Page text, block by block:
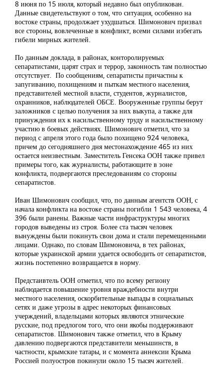
8 июня по 15 июля, который недавно был опубликован.
Данные свидетельствуют о том, что ситуация, особенно на
востоке страны, продолжает ухудшаться. Шимонович призвал
все стороны, вовлеченные в конфликт, всеми силами избегать
гибели мирных жителей.
По данным доклада, в районах, конторолируемых
сепаратистами, царят страх и террор, законность там полностью
отсутствует. По сообщениям, сепаратисты причастны к
запугиванию, похищениям и пыткам местного населения,
представителей местной власти, студентов, журналистов,
охранников, наблюдателей ОБСЕ. Вооруженные группы берут
заложников с целью получения за них выкупа, а также для
принуждения их к насильственному труду и насильственному
участию в боевых действиях. Шимонович отметил, что за
период с апреля этого года было похищено 924 человека,
причем до сегодняшнего дня местонахождение 465 из них
остается неизвестным. Заместитель Генсека ООН также привел
примеры того, как журналисты, работающите в зоне
конфликта, подвергаются преследованиям со стороны
сепаратистов.
Иван Шимонович сообщил, что, по данным агентств ООН, с
начала конфликта на востоке страны погибли 1 543 человека, 4
396 были ранены. Важные части инфраструктуры многих
городов выведены из строя. Более ста тысяч человек
вынуждены были покинуть свои дома и стали перемещенными
лицами. Однако, по словам Шимоновича, в тех районах,
которые украинской армии удается освободить от сепаратистов,
жизнь постепенно возвращается в норму.
Предстаивтель ООН отметил, что по всему региону
наблюдается повышение уровня враждебности внутри
местного населения, оскорбительные выпады в социальных
сетях и даже угрозы в адрес некоторых финансовых
учерждений, владельцами которых являются этнические
русские, под предлогом того, что они якобы поддерживают
сепаратистов. Шимонович также отметил, что в Крыму
давлению подвергаются представители меньшинств, в
частности, крымские татары, и с момента аннексии Крыма
Россией полуостров покинули около 15 тысяч жителей.